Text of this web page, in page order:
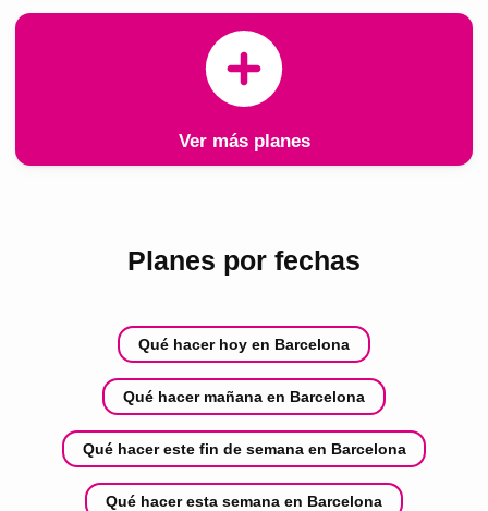
Ver más planes
Planes por fechas
Qué hacer hoy en Barcelona
Qué hacer mañana en Barcelona
Qué hacer este fin de semana en Barcelona
Qué hacer esta semana en Barcelona